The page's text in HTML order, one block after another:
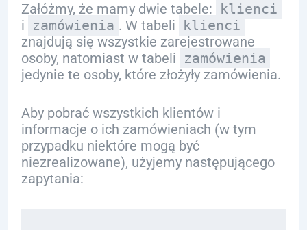
Załóżmy, że mamy dwie tabele: klienci
i zamówienia . W tabeli klienci
znajdują się wszystkie zarejestrowane
osoby, natomiast w tabeli zamówienia
jedynie te osoby, które złożyły zamówienia.
Aby pobrać wszystkich klientów i
informacje o ich zamówieniach (w tym
przypadku niektóre mogą być
niezrealizowane), użyjemy następującego
zapytania: